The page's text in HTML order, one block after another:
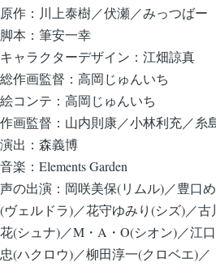
原作：川上泰樹／伏瀬／みっつばー
脚本：筆安一幸
キャラクターデザイン：江畑諒真
総作画監督：高岡じゅんいち
絵コンテ：高岡じゅんいち
作画監督：山内則康／小林利充／糸
演出：森義博
音楽：Elements Garden
声の出演：岡咲美保(リムル)／豊口
(ヴェルドラ)／花守ゆみり(シズ)／
花(シュナ)／M・A・O(シオン)／江
忠(ハクロウ)／柳田淳一(クロベエ)／